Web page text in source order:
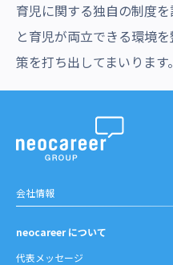
育児に関する独自の制度
と育児が両立できる環境
策を打ち出してまいります。
会社情報
neocareer について
代表メッセージ